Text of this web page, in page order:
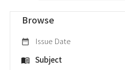
Browse
date_range Issue Date
menu_book Subject